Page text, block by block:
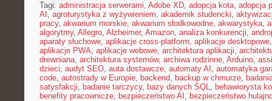
Tagi: administracja serwerami, Adobe XD, adopcja kota, adopcja
AI , agroturystyka z wyżywieniem, akademik studencki,
pracy, akwarium morskie, akwarium słodkowodne, akwarystyka,
algorytmy, Allegro, Alzheimer, Amazon, analiza konkurencji,
aparaty słuchowe, aplikacje cross-platform, aplikacje desktopowe
aplikacje PWA, aplikacje webowe, architektura aplikacji,
drewniana, architektura systemów, archiwa rodzinne, Arduino,
dzieci, audyt SEO, auta dostawcze, automaty AI , automatyka
code, autostrady w Europie, backend, backup w chmurze,
satysfakcji, badanie tarczycy, bazy danych SQL, behawiorysta
benefity pracownicze, bezpieczeństwo AI , bezpieczeństwo